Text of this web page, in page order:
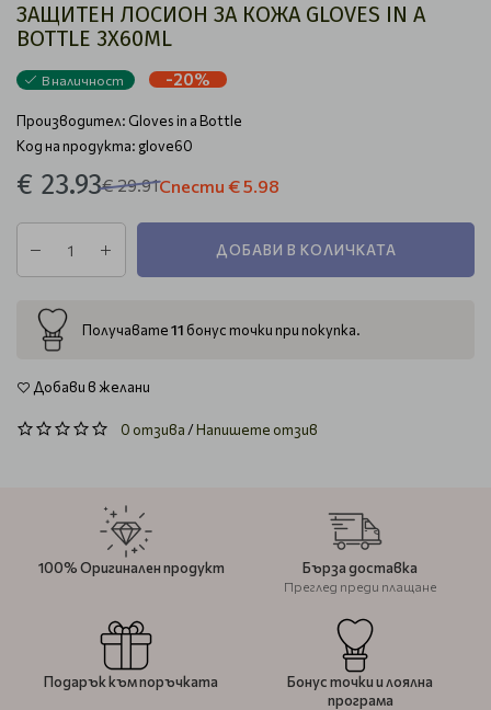
ЗАЩИТЕН ЛОСИОН ЗА КОЖА GLOVES IN A
BOTTLE 3X60ML
В наличност -20%
Производител: Gloves in a Bottle
Код на продукта: glove60
€ 23.93€ 29.91Спести € 5.98
ДОБАВИ В КОЛИЧКАТА
Получавате11 бонус точки при покупка.
Добави в желани
0 отзива/Напишете отзив
100% Оригинален продукт Бърза доставка
Преглед преди плащане
Подарък към поръчката
Бонус точки и лоялна
програма